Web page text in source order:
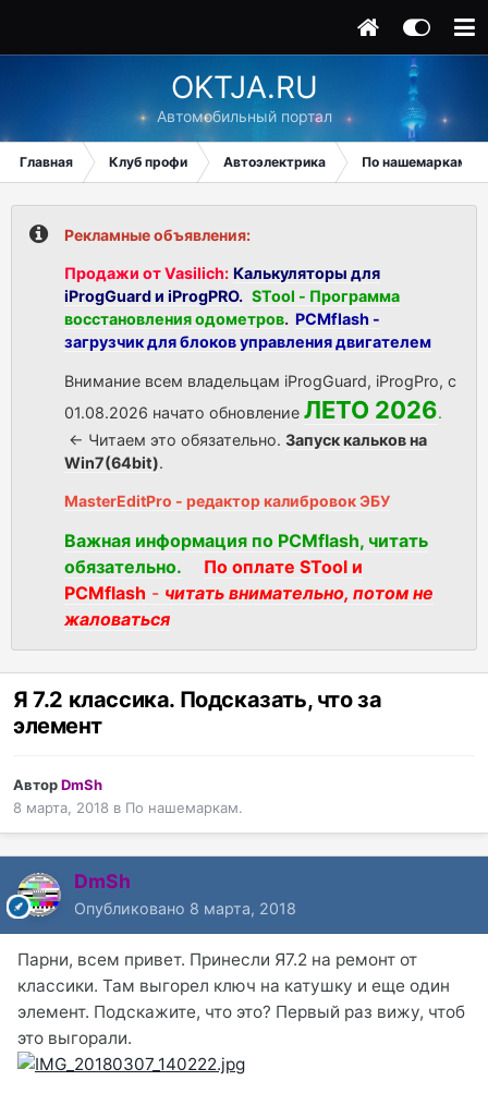
OKTJA.RU
Автомобильный портал
Главная Клуб профи Автоэлектрика По нашемаркам.
Рекламные объявления:
Продажи от Vasilich: Калькуляторы для
iProgGuard и iProgPRO. STool - Программа
восстановления одометров. PCMflash -
загрузчик для блоков управления двигателем
Внимание всем владельцам iProgGuard, iProgPro, с
01.08.2026 начато обновление ЛЕТО 2026.
<- Читаем это обязательно. Запуск кальков на
Win7(64bit).
MasterEditPro - редактор калибровок ЭБУ
Важная информация по PCMflash, читать
обязательно.
По оплате STool и
PCMflash - читать внимательно, потом не
жаловаться
Я 7.2 классика. Подсказать, что за
элемент
АвторDmSh
8 марта, 2018 в По нашемаркам.
DmSh
Опубликовано 8 марта, 2018
Парни, всем привет. Принесли Я7.2 на ремонт от
классики. Там выгорел ключ на катушку и еще один
элемент. Подскажите, что это? Первый раз вижу, чтоб
это выгорали.